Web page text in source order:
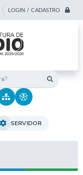
LOGIN / CADASTRO
SERVIDOR